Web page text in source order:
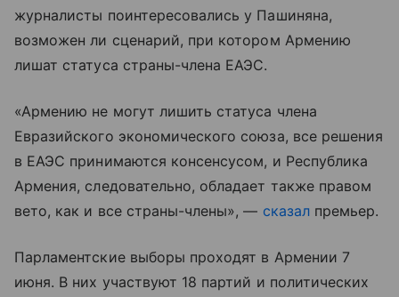
журналисты поинтересовались у Пашиняна,
возможен ли сценарий, при котором Армению
лишат статуса страны-члена ЕАЭС.
«Армению не могут лишить статуса члена
Евразийского экономического союза, все решения
в ЕАЭС принимаются консенсусом, и Республика
Армения, следовательно, обладает также правом
вето, как и все страны-члены», — сказалпремьер.
Парламентские выборы проходят в Армении 7
июня. В них участвуют 18 партий и политических